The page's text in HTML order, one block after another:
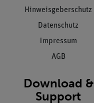
Hinweisgeberschutz
Datenschutz
Impressum
AGB
Download &
Support